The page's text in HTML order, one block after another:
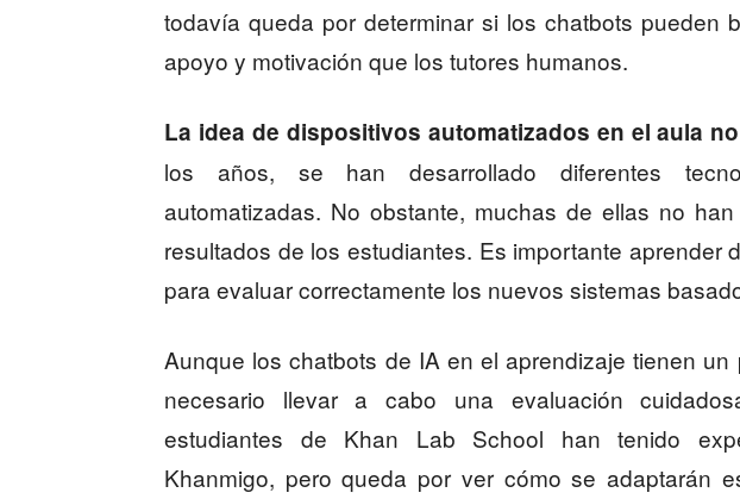
todavía queda por determinar si los chatbots pueden
apoyo y motivación que los tutores humanos.
La idea de dispositivos automatizados en el aula
los años, se han desarrollado diferentes
automatizadas. No obstante, muchas de ellas no
resultados de los estudiantes. Es importante aprender
para evaluar correctamente los nuevos sistemas
Aunque los chatbots de IA en el aprendizaje tienen un
necesario llevar a cabo una evaluación
estudiantes de Khan Lab School han tenido
Khanmigo, pero queda por ver cómo se adaptarán